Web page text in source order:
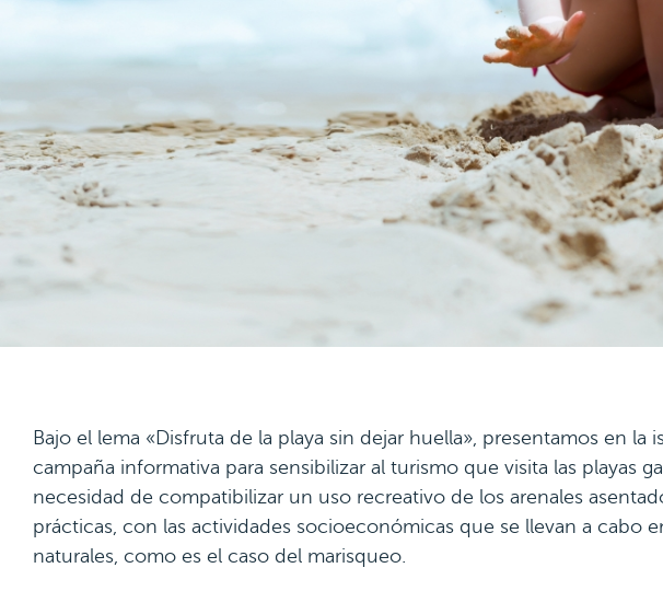
Bajo el lema «Disfruta de la playa sin dejar huella», presentamos en la
campaña informativa para sensibilizar al turismo que visita las playas
necesidad de compatibilizar un uso recreativo de los arenales
prácticas, con las actividades socioeconómicas que se llevan a cabo
naturales, como es el caso del marisqueo.